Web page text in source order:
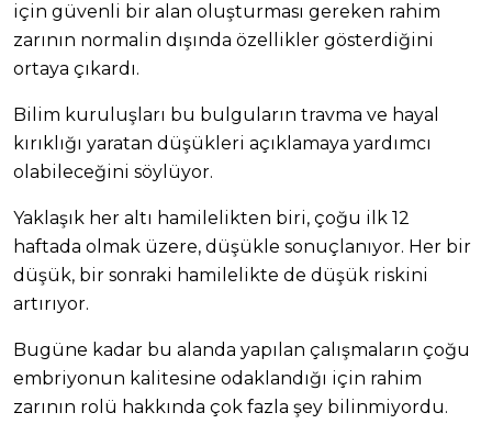
için güvenli bir alan oluşturması gereken rahim
zarının normalin dışında özellikler gösterdiğini
ortaya çıkardı.
Bilim kuruluşları bu bulguların travma ve hayal
kırıklığı yaratan düşükleri açıklamaya yardımcı
olabileceğini söylüyor.
Yaklaşık her altı hamilelikten biri, çoğu ilk 12
haftada olmak üzere, düşükle sonuçlanıyor. Her bir
düşük, bir sonraki hamilelikte de düşük riskini
artırıyor.
Bugüne kadar bu alanda yapılan çalışmaların çoğu
embriyonun kalitesine odaklandığı için rahim
zarının rolü hakkında çok fazla şey bilinmiyordu.